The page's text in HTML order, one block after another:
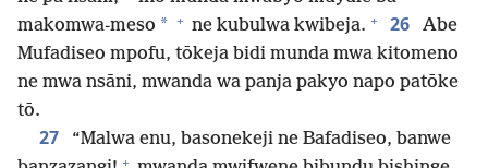
makomwa-meso * + ne kubulwa kwibeja. + 26
Abe
Mufadiseo mpofu, tōkeja bidi munda mwa kitomeno
ne mwa nsāni, mwanda wa panja pakyo napo patōke
tō.
27
“Malwa enu, basonekeji ne Bafadiseo, banwe
+